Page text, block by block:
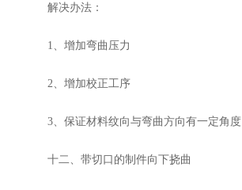
解决办法：
1、增加弯曲压力
2、增加校正工序
3、保证材料纹向与弯曲方向有一定角度
十二、带切口的制件向下挠曲